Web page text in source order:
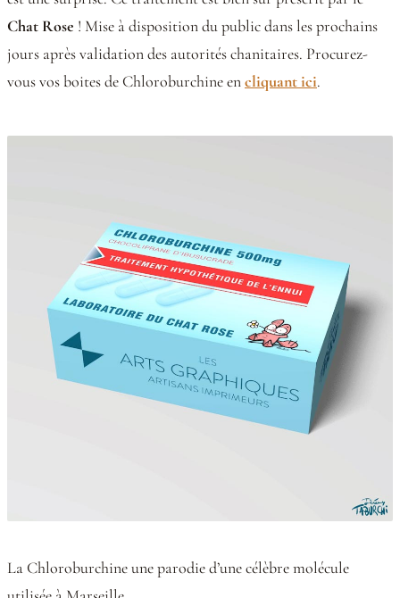
Chat Rose ! Mise à disposition du public dans les prochains
jours après validation des autorités chanitaires. Procurez-
vous vos boites de Chloroburchine encliquant ici.
La Chloroburchine une parodie d’une célèbre molécule